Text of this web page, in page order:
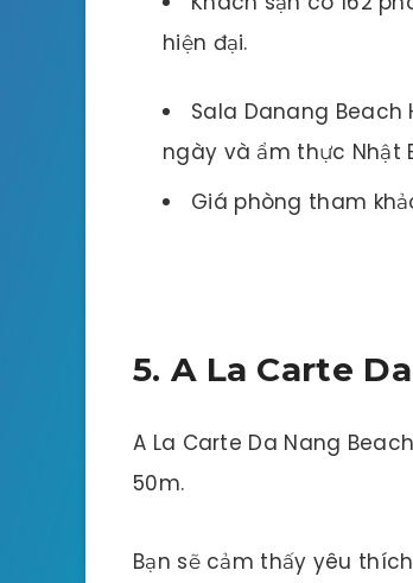
hiện đại.
Sala Danang
ngày và ẩm thực Nhật
Giá phòng tham
5. A La Carte
A La Carte Da Nang
50m.
Bạn sẽ cảm thấy yêu